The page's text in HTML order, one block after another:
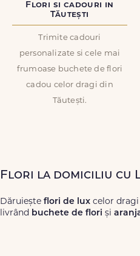
Flori si cadouri in
Tăutești
Trimite cadouri
personalizate si cele mai
frumoase buchete de flori
cadou celor dragi din
Tăutești.
Flori la domiciliu cu
Dăruiește flori de lux celor
livrând buchete de flori și